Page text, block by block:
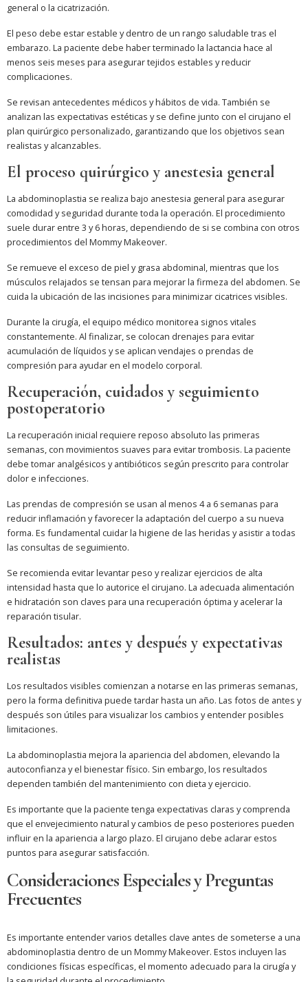
general o la cicatrización.
El peso debe estar estable y dentro de un rango saludable tras el
embarazo. La paciente debe haber terminado la lactancia hace al
menos seis meses para asegurar tejidos estables y reducir
complicaciones.
Se revisan antecedentes médicos y hábitos de vida. También se
analizan las expectativas estéticas y se define junto con el cirujano el
plan quirúrgico personalizado, garantizando que los objetivos sean
realistas y alcanzables.
El proceso quirúrgico y anestesia general
La abdominoplastia se realiza bajo anestesia general para asegurar
comodidad y seguridad durante toda la operación. El procedimiento
suele durar entre 3 y 6 horas, dependiendo de si se combina con otros
procedimientos del Mommy Makeover.
Se remueve el exceso de piel y grasa abdominal, mientras que los
músculos relajados se tensan para mejorar la firmeza del abdomen. Se
cuida la ubicación de las incisiones para minimizar cicatrices visibles.
Durante la cirugía, el equipo médico monitorea signos vitales
constantemente. Al finalizar, se colocan drenajes para evitar
acumulación de líquidos y se aplican vendajes o prendas de
compresión para ayudar en el modelo corporal.
Recuperación, cuidados y seguimiento
postoperatorio
La recuperación inicial requiere reposo absoluto las primeras
semanas, con movimientos suaves para evitar trombosis. La paciente
debe tomar analgésicos y antibióticos según prescrito para controlar
dolor e infecciones.
Las prendas de compresión se usan al menos 4 a 6 semanas para
reducir inflamación y favorecer la adaptación del cuerpo a su nueva
forma. Es fundamental cuidar la higiene de las heridas y asistir a todas
las consultas de seguimiento.
Se recomienda evitar levantar peso y realizar ejercicios de alta
intensidad hasta que lo autorice el cirujano. La adecuada alimentación
e hidratación son claves para una recuperación óptima y acelerar la
reparación tisular.
Resultados: antes y después y expectativas
realistas
Los resultados visibles comienzan a notarse en las primeras semanas,
pero la forma definitiva puede tardar hasta un año. Las fotos de antes y
después son útiles para visualizar los cambios y entender posibles
limitaciones.
La abdominoplastia mejora la apariencia del abdomen, elevando la
autoconfianza y el bienestar físico. Sin embargo, los resultados
dependen también del mantenimiento con dieta y ejercicio.
Es importante que la paciente tenga expectativas claras y comprenda
que el envejecimiento natural y cambios de peso posteriores pueden
influir en la apariencia a largo plazo. El cirujano debe aclarar estos
puntos para asegurar satisfacción.
Consideraciones Especiales y Preguntas
Frecuentes
Es importante entender varios detalles clave antes de someterse a una
abdominoplastia dentro de un Mommy Makeover. Estos incluyen las
condiciones físicas específicas, el momento adecuado para la cirugía y